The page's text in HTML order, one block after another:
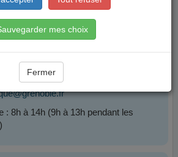
38 38
: 8h à 14h (9h à 13h pendant les
mes choix
Fermer